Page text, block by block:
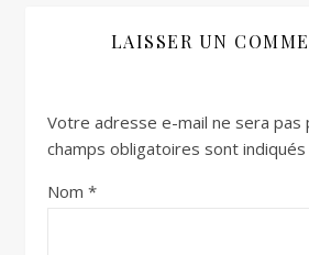
LAISSER UN
Votre adresse e-mail ne sera pas
champs obligatoires sont indiqués
Nom *